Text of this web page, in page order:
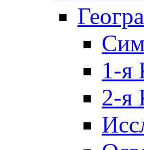
1-я
2-я